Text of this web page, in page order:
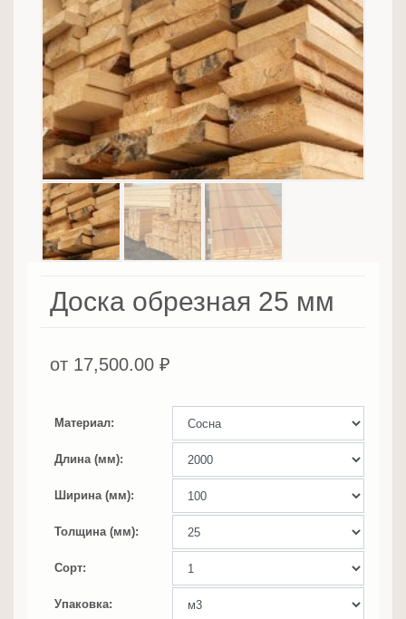
Доска обрезная 25 мм
от 17,500.00 ₽
Материал
Длина (мм)
Ширина (мм)
Толщина (мм)
Сорт
Упаковка